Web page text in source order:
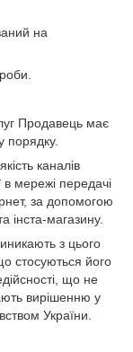
на
Продавець має
порядку.
каналів
в мережі передачі
за допомогою
інста-магазину.
з цього
стосуються його
що не
вирішенню у
України.